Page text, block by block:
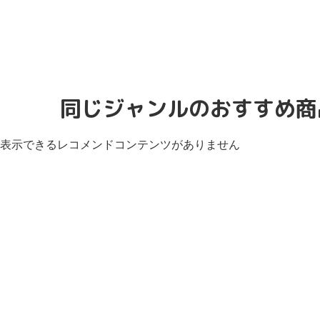
同じジャンルのおすすめ
表示できるレコメンドコンテンツがありません